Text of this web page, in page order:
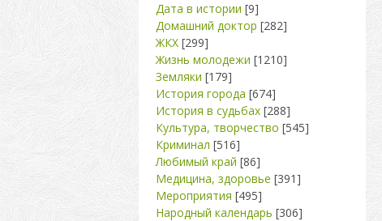
Дата в истории [9]
Домашний доктор [282]
ЖКХ [299]
Жизнь молодежи [1210]
Земляки [179]
История города [674]
История в судьбах [288]
Культура, творчество [545]
Криминал [516]
Любимый край [86]
Медицина, здоровье [391]
Мероприятия [495]
Народный календарь [306]